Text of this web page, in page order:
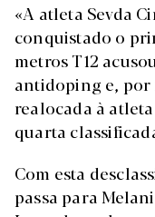
«A atleta Sevda
conquistado o
metros T12
antidoping e, por
realocada à
quarta
Com esta
passa para